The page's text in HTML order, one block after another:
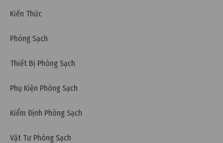
Kiến Thức
Phòng Sạch
Thiết Bị Phòng Sạch
Phụ Kiện Phòng Sạch
Kiểm Định Phòng Sạch
Vật Tư Phòng Sạch